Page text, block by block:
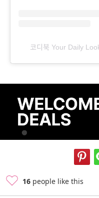
코디북 Your Daily
16 people like this